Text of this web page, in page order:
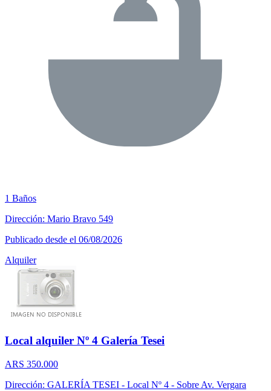
1 Baños
Dirección: Mario Bravo 549
Publicado desde el 06/08/2026
Alquiler
Local alquiler Nº 4 Galería Tesei
ARS 350.000
Dirección: GALERÍA TESEI - Local Nº 4 - Sobre Av. Vergara